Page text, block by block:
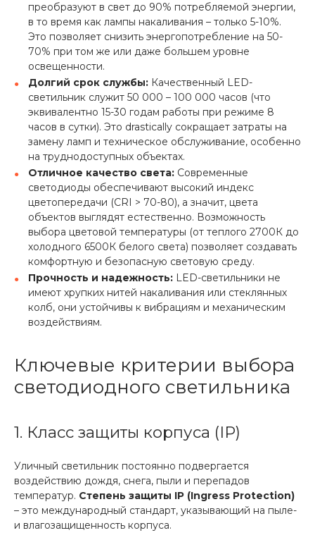
преобразуют в свет до 90% потребляемой энергии,
в то время как лампы накаливания – только 5-10%.
Это позволяет снизить энергопотребление на 50-
70% при том же или даже большем уровне
освещенности.
Долгий срок службы: Качественный LED-
светильник служит 50 000 – 100 000 часов (что
эквивалентно 15-30 годам работы при режиме 8
часов в сутки). Это drastically сокращает затраты на
замену ламп и техническое обслуживание, особенно
на труднодоступных объектах.
Отличное качество света: Современные
светодиоды обеспечивают высокий индекс
цветопередачи (CRI > 70-80), а значит, цвета
объектов выглядят естественно. Возможность
выбора цветовой температуры (от теплого 2700К до
холодного 6500К белого света) позволяет создавать
комфортную и безопасную световую среду.
Прочность и надежность: LED-светильники не
имеют хрупких нитей накаливания или стеклянных
колб, они устойчивы к вибрациям и механическим
воздействиям.
Ключевые критерии выбора
светодиодного светильника
1. Класс защиты корпуса (IP)
Уличный светильник постоянно подвергается
воздействию дождя, снега, пыли и перепадов
температур. Степень защиты IP (Ingress Protection)
– это международный стандарт, указывающий на пыле-
и влагозащищенность корпуса.